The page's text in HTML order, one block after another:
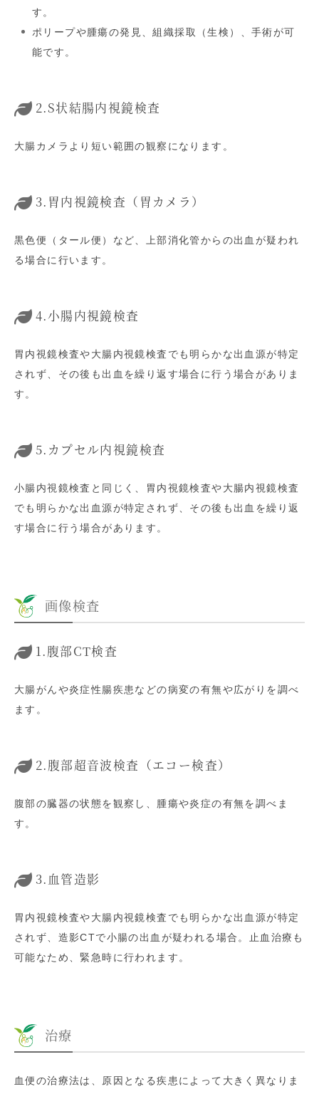
す。
ポリープや腫瘍の発見、組織採取（生検）、手術が可
能です。
2.S状結腸内視鏡検査
大腸カメラより短い範囲の観察になります。
3.胃内視鏡検査（胃カメラ）
黒色便（タール便）など、上部消化管からの出血が疑われ
る場合に行います。
4.小腸内視鏡検査
胃内視鏡検査や大腸内視鏡検査でも明らかな出血源が特定
されず、その後も出血を繰り返す場合に行う場合がありま
す。
5.カプセル内視鏡検査
小腸内視鏡検査と同じく、胃内視鏡検査や大腸内視鏡検査
でも明らかな出血源が特定されず、その後も出血を繰り返
す場合に行う場合があります。
画像検査
1.腹部CT検査
大腸がんや炎症性腸疾患などの病変の有無や広がりを調べ
ます。
2.腹部超音波検査（エコー検査）
腹部の臓器の状態を観察し、腫瘍や炎症の有無を調べま
す。
3.血管造影
胃内視鏡検査や大腸内視鏡検査でも明らかな出血源が特定
されず、造影CTで小腸の出血が疑われる場合。止血治療も
可能なため、緊急時に行われます。
治療
血便の治療法は、原因となる疾患によって大きく異なりま